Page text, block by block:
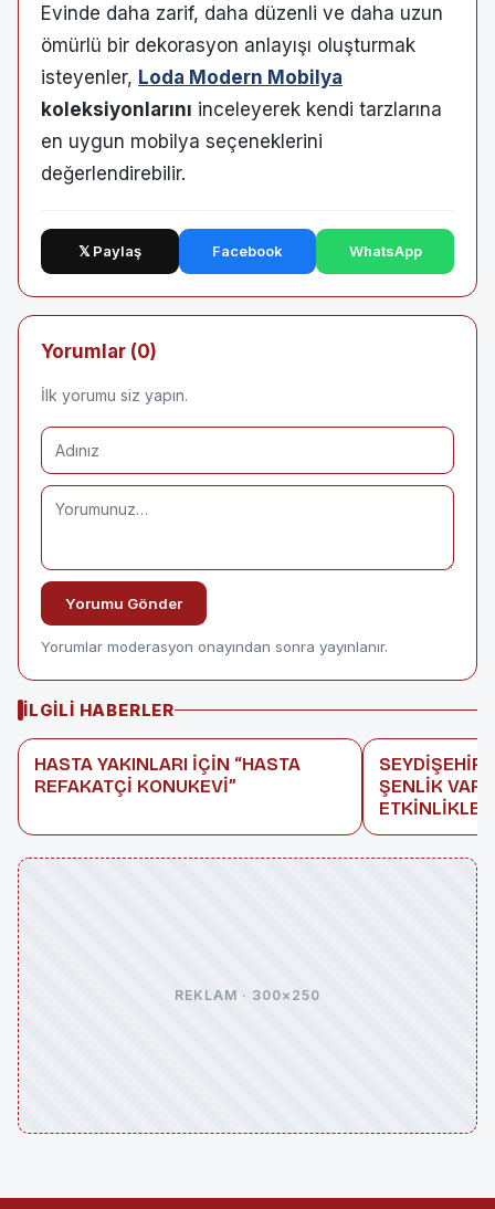
Evinde daha zarif, daha düzenli ve daha uzun
ömürlü bir dekorasyon anlayışı oluşturmak
isteyenler, Loda Modern Mobilya
koleksiyonlarını inceleyerek kendi tarzlarına
en uygun mobilya seçeneklerini
değerlendirebilir.
𝕏 Paylaş Facebook WhatsApp
Yorumlar (0)
İlk yorumu siz yapın.
Yorumu Gönder
Yorumlar moderasyon onayından sonra yayınlanır.
İLGILI HABERLER
HASTA YAKINLARI İÇİN “HASTA
REFAKATÇİ KONUKEVİ”
ŞENLİK VAR,
REKLAM · 300×250